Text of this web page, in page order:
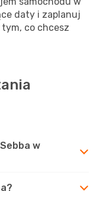
daty i zaplanuj
co chcesz
w